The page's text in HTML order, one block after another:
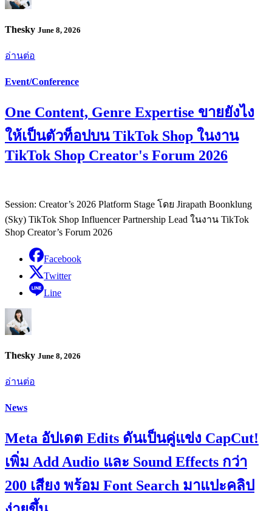
Thesky June 8, 2026
อ่านต่อ
Event/Conference
One Content, Genre Expertise ขายยังไง
ให้เป็นตัวท็อปบน TikTok Shop ในงาน
TikTok Shop Creator's Forum 2026
Session: Creator’s 2026 Platform Stage โดย Jirapath Boonklung
(Sky) TikTok Shop Influencer Partnership Lead ในงาน TikTok
Shop Creator’s Forum 2026
Facebook
Twitter
Line
Thesky June 8, 2026
อ่านต่อ
News
Meta อัปเดต Edits ดันเป็นคู่แข่ง CapCut!
เพิ่ม Add Audio และ Sound Effects กว่า
200 เสียง พร้อม Font Search มาแปะคลิป